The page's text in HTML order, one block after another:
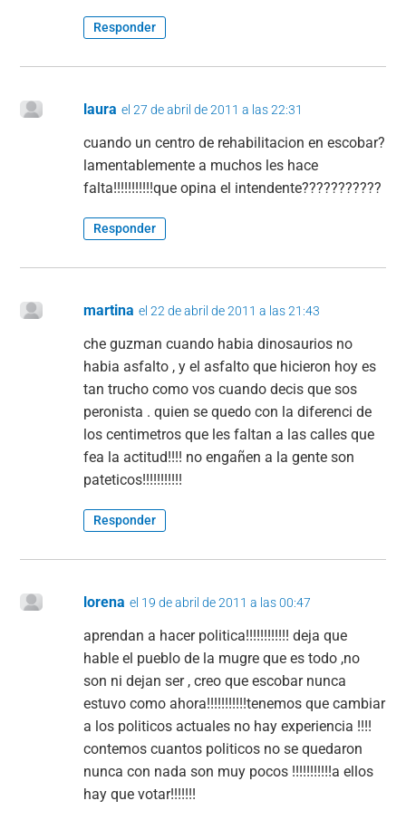
Responder
laura el 27 de abril de 2011 a las 22:31
cuando un centro de rehabilitacion en escobar?
lamentablemente a muchos les hace
falta!!!!!!!!!!!que opina el intendente???????????
Responder
martina el 22 de abril de 2011 a las 21:43
che guzman cuando habia dinosaurios no
habia asfalto , y el asfalto que hicieron hoy es
tan trucho como vos cuando decis que sos
peronista . quien se quedo con la diferenci de
los centimetros que les faltan a las calles que
fea la actitud!!!! no engañen a la gente son
pateticos!!!!!!!!!!!
Responder
lorena el 19 de abril de 2011 a las 00:47
aprendan a hacer politica!!!!!!!!!!!! deja que
hable el pueblo de la mugre que es todo ,no
son ni dejan ser , creo que escobar nunca
estuvo como ahora!!!!!!!!!!!tenemos que cambiar
a los politicos actuales no hay experiencia !!!!
contemos cuantos politicos no se quedaron
nunca con nada son muy pocos !!!!!!!!!!!a ellos
hay que votar!!!!!!!